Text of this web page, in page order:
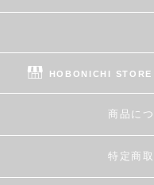
HOBONICHI STORE
商品に
特定商